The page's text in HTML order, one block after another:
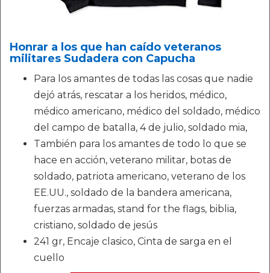
Honrar a los que han caído veteranos
militares Sudadera con Capucha
Para los amantes de todas las cosas que nadie
dejó atrás, rescatar a los heridos, médico,
médico americano, médico del soldado, médico
del campo de batalla, 4 de julio, soldado mia,
También para los amantes de todo lo que se
hace en acción, veterano militar, botas de
soldado, patriota americano, veterano de los
EE.UU., soldado de la bandera americana,
fuerzas armadas, stand for the flags, biblia,
cristiano, soldado de jesús
241 gr, Encaje clasico, Cinta de sarga en el
cuello